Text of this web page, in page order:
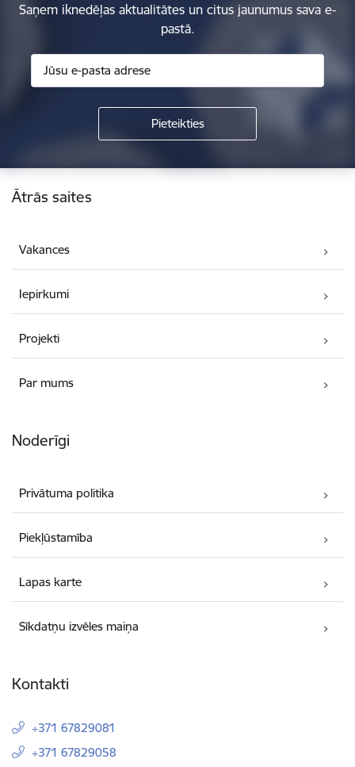
Saņem iknedēļas aktualitātes un citus jaunumus sava e-
pastā.
Kājene
Ātrās saites
Vakances
Iepirkumi
Projekti
Par mums
Noderīgi
Privātuma politika
Piekļūstamība
Lapas karte
Sīkdatņu izvēles maiņa
Kontakti
+371 67829081
+371 67829058